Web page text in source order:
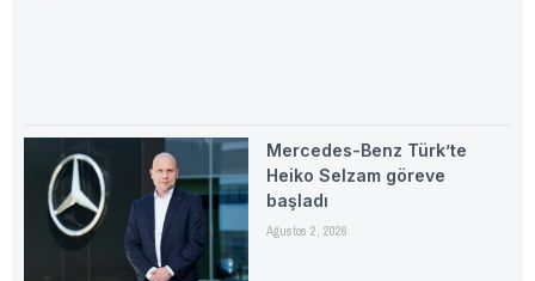
Mercedes-Benz Türk’te
Heiko Selzam göreve
başladı
Ağustos 2, 2026